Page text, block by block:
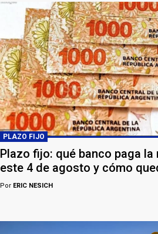
PLAZO FIJO
Plazo fijo: qué banco paga la
este 4 de agosto y cómo
Por ERIC NESICH